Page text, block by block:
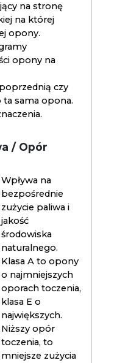
na stronę
na której
opony.
opony na
czy
ta sama opona.
/ Opór
Wpływa na
bezpośrednie
zużycie paliwa i
jakość
środowiska
naturalnego.
Klasa A to opony
o najmniejszych
oporach toczenia,
klasa E o
największych.
Niższy opór
toczenia, to
mniejsze zużycia